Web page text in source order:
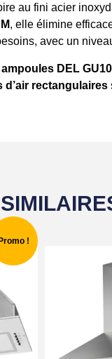
au fini acier
, elle élimine
avec un
ampoules DEL GU10
d’air rectangulaires
Promo !